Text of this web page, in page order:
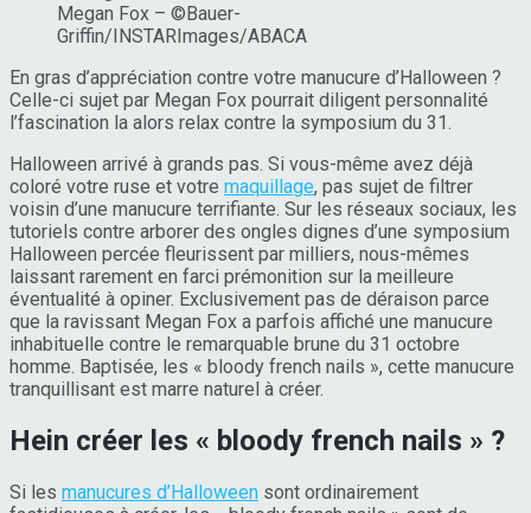
Megan Fox – ©Bauer-
Griffin/INSTARImages/ABACA
En gras d’appréciation contre votre manucure d’Halloween ?
Celle-ci sujet par Megan Fox pourrait diligent personnalité
l’fascination la alors relax contre la symposium du 31.
Halloween arrivé à grands pas. Si vous-même avez déjà
coloré votre ruse et votre maquillage, pas sujet de filtrer
voisin d’une manucure terrifiante. Sur les réseaux sociaux, les
tutoriels contre arborer des ongles dignes d’une symposium
Halloween percée fleurissent par milliers, nous-mêmes
laissant rarement en farci prémonition sur la meilleure
éventualité à opiner. Exclusivement pas de déraison parce
que la ravissant Megan Fox a parfois affiché une manucure
inhabituelle contre le remarquable brune du 31 octobre
homme. Baptisée, les « bloody french nails », cette manucure
tranquillisant est marre naturel à créer.
Hein créer les « bloody french nails » ?
Si les manucures d’Halloween sont ordinairement